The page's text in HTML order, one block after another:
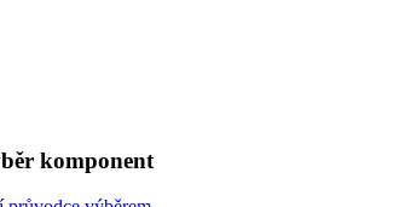
komponent